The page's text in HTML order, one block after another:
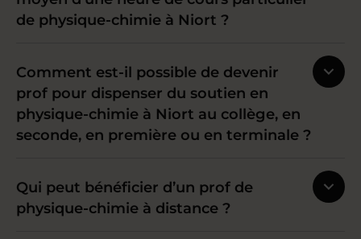
de physique-chimie à Niort ?
Comment est-il possible de devenir
prof pour dispenser du soutien en
physique-chimie à Niort au collège, en
seconde, en première ou en terminale ?
Qui peut bénéficier d’un prof de
physique-chimie à distance ?